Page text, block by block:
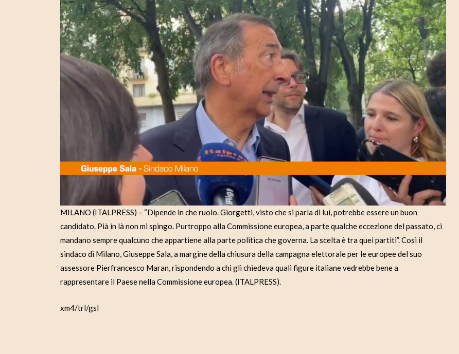
d
e
o
MILANO (ITALPRESS) – “Dipende in che ruolo. Giorgetti, visto che si parla di lui, potrebbe essere un buon
candidato. Pià in là non mi spingo. Purtroppo alla Commissione europea, a parte qualche eccezione del passato, ci
mandano sempre qualcuno che appartiene alla parte politica che governa. La scelta è tra quei partiti”. Così il
sindaco di Milano, Giuseppe Sala, a margine della chiusura della campagna elettorale per le europee del suo
assessore Pierfrancesco Maran, rispondendo a chi gli chiedeva quali figure italiane vedrebbe bene a
rappresentare il Paese nella Commissione europea. (ITALPRESS).
xm4/trl/gsl